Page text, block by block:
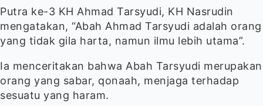
Putra ke-3 KH Ahmad Tarsyudi, KH Nasrudin
mengatakan, “Abah Ahmad Tarsyudi adalah orang
yang tidak gila harta, namun ilmu lebih utama”.
Ia menceritakan bahwa Abah Tarsyudi merupakan
orang yang sabar, qonaah, menjaga terhadap
sesuatu yang haram.